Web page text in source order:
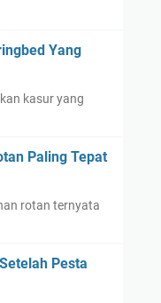
Yang
kasur yang
Paling Tepat
rotan ternyata
Pesta